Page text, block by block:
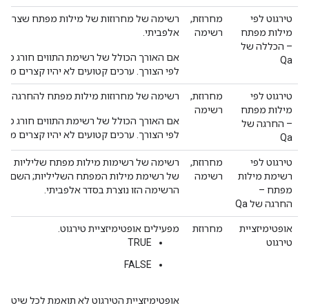
טירגוט לפי
מילות מפתח
– הכללה של
Qa
מחרוזת,
רשימה
רשימה של מחרוזות של מילות מפתח שצריך
אלפביתי.
לפי הצורך. ערכים קטועים לא יהיו קצרים מ-10 תווים.
טירגוט לפי
מילות מפתח
– החרגה של
Qa
מחרוזת,
רשימה
רשימה של מחרוזות מילות מפתח להחרגה
לפי הצורך. ערכים קטועים לא יהיו קצרים מ-10 תווים.
טירגוט לפי
רשימת מילות
מפתח –
החרגה של Qa
מחרוזת,
רשימה
רשימה של רשימות מילות מפתח שליליות
של רשימת מילות המפתח השליליות; השם
הרשימה הזו נוצרת בסדר אלפביתי.
אופטימיזציית
טירגוט
מחרוזת
מפעילים אופטימיזציית טירגוט.
TRUE
FALSE
אופטימיזציית הטירגוט לא תואמת לכל